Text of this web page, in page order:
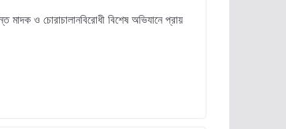
মাদক ও চোরাচালানবিরোধী বিশেষ অভিযানে প্রায়